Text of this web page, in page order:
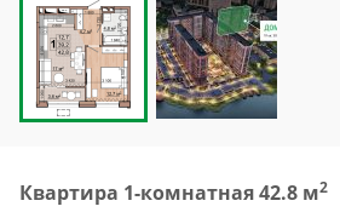
Квартира 1-комнатная 42.8 м2